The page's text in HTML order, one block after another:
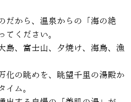
だから、温泉からの「海の絶
てください。
島、富士山、夕焼け、海鳥、漁
化の眺めを、眺望千里の湯殿か
イム。